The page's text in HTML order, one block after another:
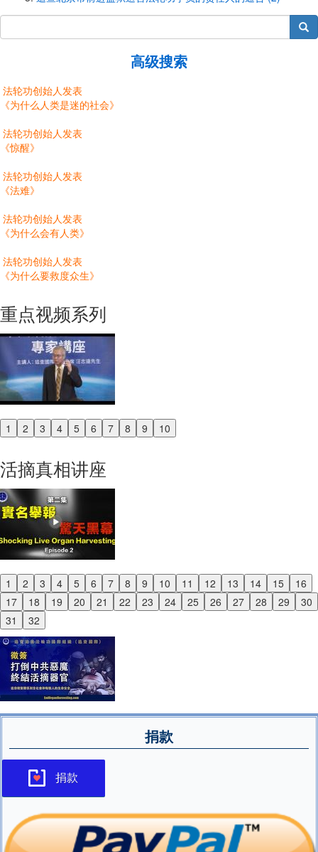
搜索
高级搜索
法轮功创始人发表
《为什么人类是迷的社会》
法轮功创始人发表
《惊醒》
法轮功创始人发表
《法难》
法轮功创始人发表
《为什么会有人类》
法轮功创始人发表
《为什么要救度众生》
重点视频系列
1 2 3 4 5 6 7 8 9 10
Previous
活摘真相讲座
1 2 3 4 5 6 7 8 9 10 11 12 13 14 15
16
17
18 19 20 21 22 23 24 25 26 27 28 29
30
31
32
Previous
Next
捐款
捐款